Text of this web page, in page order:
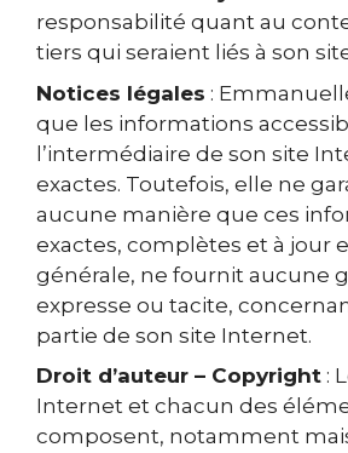
responsabilité quant au
tiers qui seraient liés à son
Notices légales :
que les informations
l’intermédiaire de son site
exactes. Toutefois, elle ne
aucune manière que ces
exactes, complètes et à jour
générale, ne fournit aucune
expresse ou tacite,
partie de son site Internet.
Droit d’auteur – Copyright :
Internet et chacun des
composent, notamment